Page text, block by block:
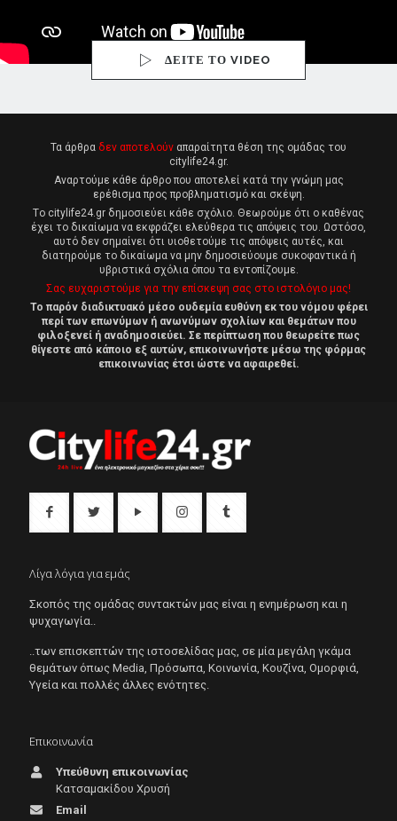
ΔΕΙΤΕ ΤΟ VIDEO
Τα άρθρα δεν αποτελούν απαραίτητα θέση της ομάδας του
citylife24.gr.
Αναρτούμε κάθε άρθρο που αποτελεί κατά την γνώμη μας
ερέθισμα προς προβληματισμό και σκέψη.
Tο citylife24.gr δημοσιεύει κάθε σχόλιο. Θεωρούμε ότι ο καθένας
έχει το δικαίωμα να εκφράζει ελεύθερα τις απόψεις του. Ωστόσο,
αυτό δεν σημαίνει ότι υιοθετούμε τις απόψεις αυτές, και
διατηρούμε το δικαίωμα να μην δημοσιεύουμε συκοφαντικά ή
υβριστικά σχόλια όπου τα εντοπίζουμε.
Σας ευχαριστούμε για την επίσκεψη σας στο ιστολόγιο μας!
Το παρόν διαδικτυακό μέσο ουδεμία ευθύνη εκ του νόμου φέρει
περί των επωνύμων ή ανωνύμων σχολίων και θεμάτων που
φιλοξενεί ή αναδημοσιεύει. Σε περίπτωση που θεωρείτε πως
θίγεστε από κάποιο εξ αυτών, επικοινωνήστε μέσω της φόρμας
επικοινωνίας έτσι ώστε να αφαιρεθεί.
Λίγα λόγια για εμάς
Σκοπός της ομάδας συντακτών μας είναι η ενημέρωση και η
ψυχαγωγία..
..των επισκεπτών της ιστοσελίδας μας, σε μία μεγάλη γκάμα
θεμάτων όπως Μedia, Πρόσωπα, Κοινωνία, Κουζίνα, Ομορφιά,
Υγεία και πολλές άλλες ενότητες.
Επικοινωνία
Υπεύθυνη επικοινωνίας
Κατσαμακίδου Χρυσή
Email